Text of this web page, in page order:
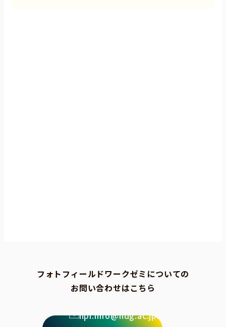
フォトフィールドワークゼミについての
お問い合わせはこちら
npi.info@ndg.ac.jp